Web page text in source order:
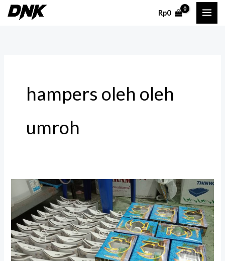
Lewati
Rp0
hampers oleh oleh
umroh
Hampers
Oleh-
Oleh
Umroh:
Pilihan
Hadiah